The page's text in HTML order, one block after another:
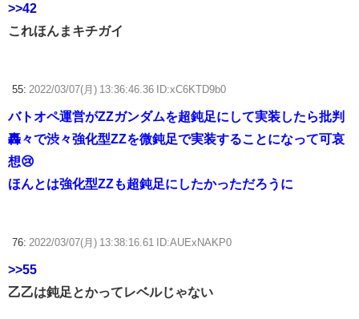
>>42
これほんまキチガイ
55: 2022/03/07(月) 13:36:46.36 ID:xC6KTD9b0
バトオペ運営がZZガンダムを超鈍足にして実装したら批判
轟々で渋々強化型ZZを微鈍足で実装することになって可哀
想😢
ほんとは強化型ZZも超鈍足にしたかっただろうに
76: 2022/03/07(月) 13:38:16.61 ID:AUExNAKP0
>>55
乙乙は鈍足とかってレベルじゃない